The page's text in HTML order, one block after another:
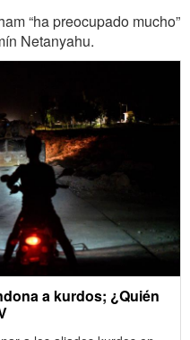
“ha preocupado mucho”
Netanyahu.
a kurdos; ¿Quién